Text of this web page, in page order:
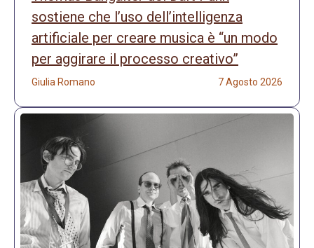
sostiene che l’uso dell’intelligenza
artificiale per creare musica è “un modo
per aggirare il processo creativo”
Giulia Romano 7 Agosto 2026